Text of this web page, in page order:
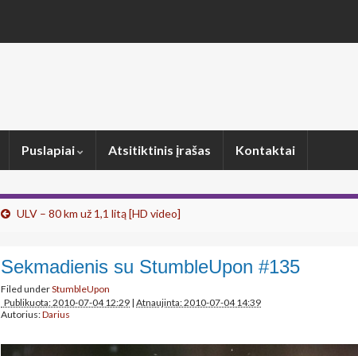
Puslapiai Atsitiktinis įrašas Kontaktai
ULV – 80 km už 1,1 litą [HD video]
Sekmadienis su StumbleUpon #135
Filed underStumbleUpon
Publikuota: 2010-07-04 12:29 | Atnaujinta: 2010-07-04 14:39
Autorius:Darius